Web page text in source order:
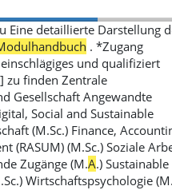
Eine detaillierte Darstellung
. *Zugang
und qualifiziert
zu finden Zentrale
Gesellschaft Angewandte
Social and Sustainable
(M.Sc.) Finance,
(RASUM) (M.Sc.) Soziale
Zugänge (M.A.) Sustainable
Wirtschaftspsychologie